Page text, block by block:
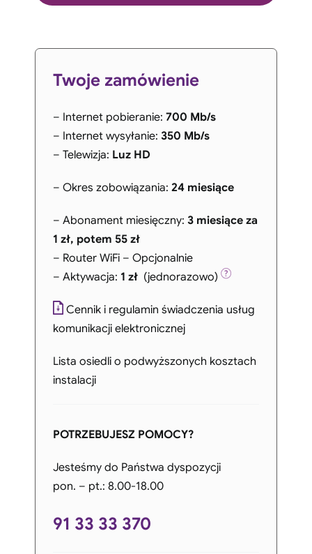
Twoje zamówienie
– Internet pobieranie: 700 Mb/s
– Internet wysyłanie: 350 Mb/s
– Telewizja: Luz HD
– Okres zobowiązania: 24 miesiące
– Abonament miesięczny: 3 miesiące za
1 zł, potem 55 zł
– Router WiFi – Opcjonalnie
– Aktywacja: 1 zł (jednorazowo)
Cennik i regulamin świadczenia usług
komunikacji elektronicznej
Lista osiedli o podwyższonych kosztach
instalacji
POTRZEBUJESZ POMOCY?
Jesteśmy do Państwa dyspozycji
pon. – pt.: 8.00-18.00
91 33 33 370